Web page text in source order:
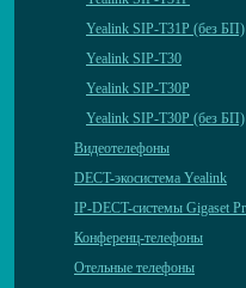
Yealink SIP-T31P (без БП)
Yealink SIP-T30
Yealink SIP-T30P
Yealink SIP-T30P (без БП)
Видеотелефоны
DECT-экосистема Yealink
IP-DECT-системы Gigaset
Конференц-телефоны
Отельные телефоны